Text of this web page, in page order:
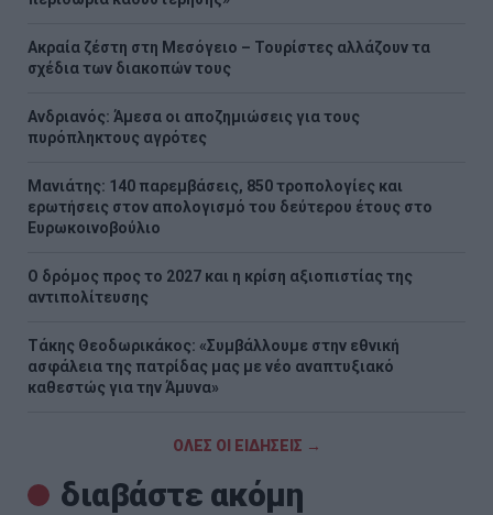
Ακραία ζέστη στη Μεσόγειο – Τουρίστες αλλάζουν τα
σχέδια των διακοπών τους
Ανδριανός: Άμεσα οι αποζημιώσεις για τους
πυρόπληκτους αγρότες
Μανιάτης: 140 παρεμβάσεις, 850 τροπολογίες και
ερωτήσεις στον απολογισμό του δεύτερου έτους στο
Ευρωκοινοβούλιο
Ο δρόμος προς το 2027 και η κρίση αξιοπιστίας της
αντιπολίτευσης
Τάκης Θεοδωρικάκος: «Συμβάλλουμε στην εθνική
ασφάλεια της πατρίδας μας με νέο αναπτυξιακό
καθεστώς για την Άμυνα»
ΟΛΕΣ ΟΙ ΕΙΔΗΣΕΙΣ →
διαβάστε ακόμη